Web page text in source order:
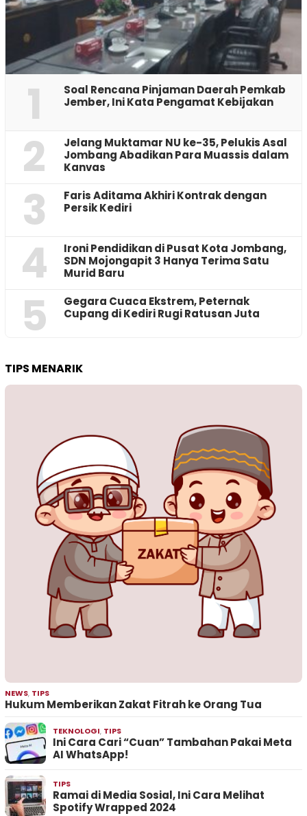
1
‎Soal Rencana Pinjaman Daerah Pemkab
Jember, Ini Kata Pengamat Kebijakan ‎
2
Jelang Muktamar NU ke-35, Pelukis Asal
Jombang Abadikan Para Muassis dalam
Kanvas
3
Faris Aditama Akhiri Kontrak dengan
Persik Kediri
4
Ironi Pendidikan di Pusat Kota Jombang,
SDN Mojongapit 3 Hanya Terima Satu
Murid Baru
5
‎Gegara Cuaca Ekstrem, Peternak
Cupang di Kediri Rugi Ratusan Juta
TIPS MENARIK
NEWS, TIPS
Hukum Memberikan Zakat Fitrah ke Orang Tua
TEKNOLOGI, TIPS
Ini Cara Cari “Cuan” Tambahan Pakai Meta
AI WhatsApp!
TIPS
Ramai di Media Sosial, Ini Cara Melihat
Spotify Wrapped 2024